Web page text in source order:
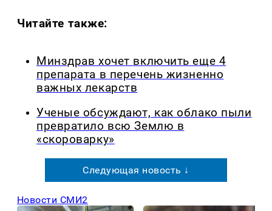
Читайте также:
Минздрав хочет включить еще 4
препарата в перечень жизненно
важных лекарств
Ученые обсуждают, как облако пыли
превратило всю Землю в
«скороварку»
Следующая новость ↓
Новости СМИ2